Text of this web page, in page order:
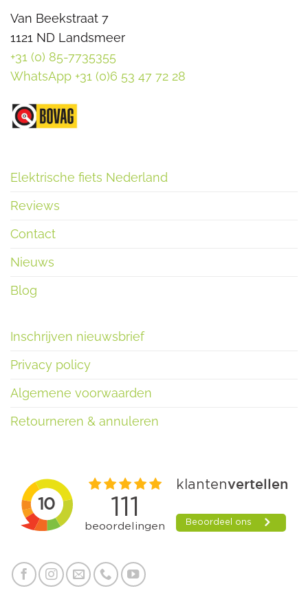
Van Beekstraat 7
1121 ND Landsmeer
+31 (0) 85-7735355
WhatsApp +31 (0)6 53 47 72 28
Elektrische fiets Nederland
Reviews
Contact
Nieuws
Blog
Inschrijven nieuwsbrief
Privacy policy
Algemene voorwaarden
Retourneren & annuleren